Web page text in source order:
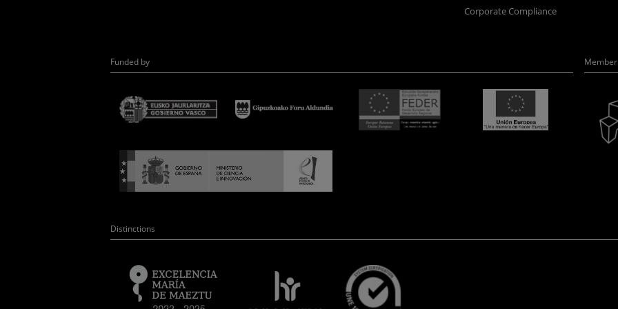
Corporate Compliance
Funded by
Distinctions